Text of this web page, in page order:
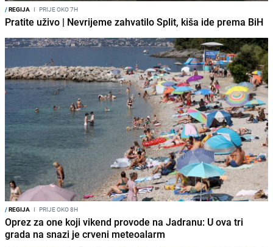
/REGIJA I PRIJE OKO 7H
Pratite uživo | Nevrijeme zahvatilo Split, kiša ide prema BiH
/REGIJA I PRIJE OKO 8H
Oprez za one koji vikend provode na Jadranu: U ova tri
grada na snazi je crveni meteoalarm